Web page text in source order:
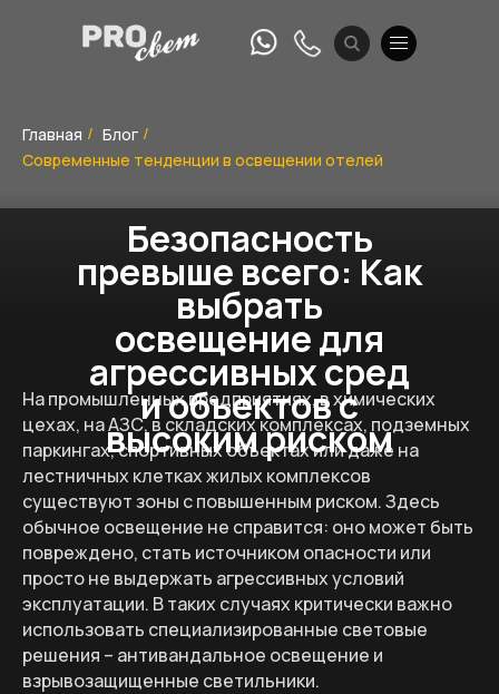
Главная / Блог /
Современные тенденции в освещении отелей
Безопасность
превыше всего: Как
выбрать
освещение для
агрессивных сред
и объектов с
высоким риском
На промышленных предприятиях, в химических
цехах, на АЗС, в складских комплексах, подземных
паркингах, спортивных объектах или даже на
лестничных клетках жилых комплексов
существуют зоны с повышенным риском. Здесь
обычное освещение не справится: оно может быть
повреждено, стать источником опасности или
просто не выдержать агрессивных условий
эксплуатации. В таких случаях критически важно
использовать специализированные световые
решения – антивандальное освещение и
взрывозащищенные светильники.